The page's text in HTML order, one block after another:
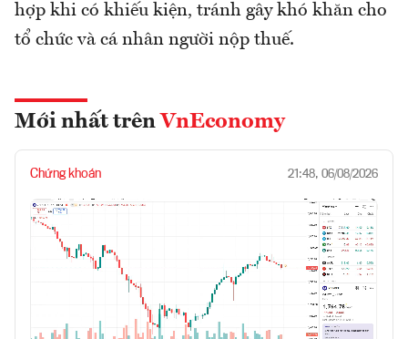
hợp khi có khiếu kiện, tránh gây khó khăn cho
tổ chức và cá nhân người nộp thuế.
Mới nhất trên VnEconomy
Chứng khoán 21:48, 06/08/2026